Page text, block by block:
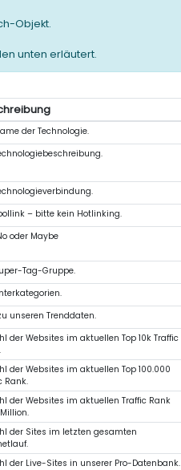
Objekt.
unten erläutert.
der Technologie.
– bitte kein Hotlinking.
oder Maybe
Tag-Gruppe.
unseren Trenddaten.
der Websites im aktuellen Top 10k Traffic
der Websites im aktuellen Top 100.000
Rank.
der Websites im aktuellen Traffic Rank
der Sites im letzten gesamten
der Live-Sites in unserer Pro-Datenbank.